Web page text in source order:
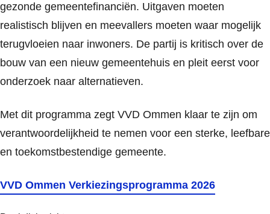
gezonde gemeentefinanciën. Uitgaven moeten
realistisch blijven en meevallers moeten waar mogelijk
terugvloeien naar inwoners. De partij is kritisch over de
bouw van een nieuw gemeentehuis en pleit eerst voor
onderzoek naar alternatieven.
Met dit programma zegt VVD Ommen klaar te zijn om
verantwoordelijkheid te nemen voor een sterke, leefbare
en toekomstbestendige gemeente.
VVD Ommen Verkiezingsprogramma 2026